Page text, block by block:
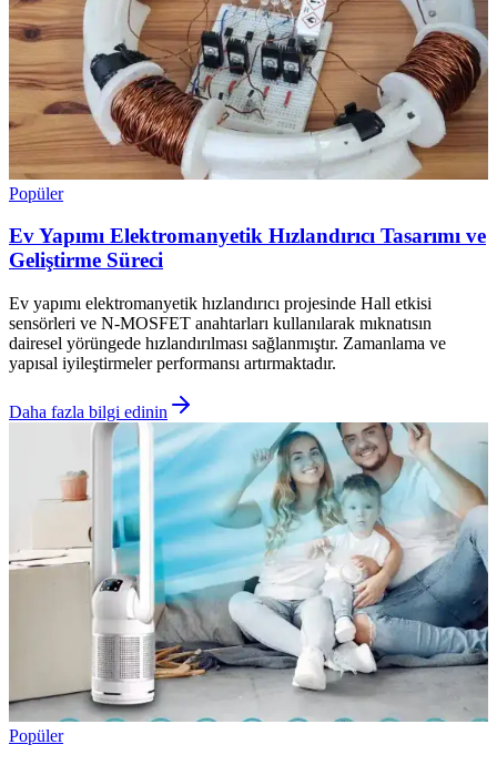
Popüler
Ev Yapımı Elektromanyetik Hızlandırıcı Tasarımı ve
Geliştirme Süreci
Ev yapımı elektromanyetik hızlandırıcı projesinde Hall etkisi
sensörleri ve N-MOSFET anahtarları kullanılarak mıknatısın
dairesel yörüngede hızlandırılması sağlanmıştır. Zamanlama ve
yapısal iyileştirmeler performansı artırmaktadır.
Daha fazla bilgi edinin
Popüler